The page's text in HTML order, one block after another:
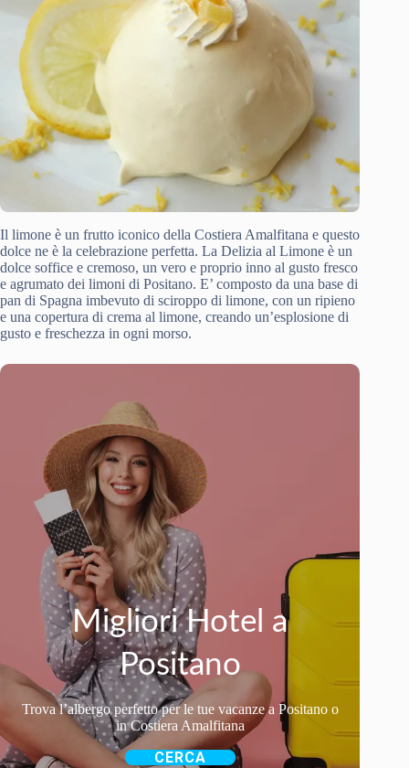
Il limone è un frutto iconico della Costiera Amalfitana e questo
dolce ne è la celebrazione perfetta. La Delizia al Limone è un
dolce soffice e cremoso, un vero e proprio inno al gusto fresco
e agrumato dei limoni di Positano. E’ composto da una base di
pan di Spagna imbevuto di sciroppo di limone, con un ripieno
e una copertura di crema al limone, creando un’esplosione di
gusto e freschezza in ogni morso.
Migliori Hotel a
Positano
Trova l’albergo perfetto per le tue vacanze a Positano o
in Costiera Amalfitana
CERCA